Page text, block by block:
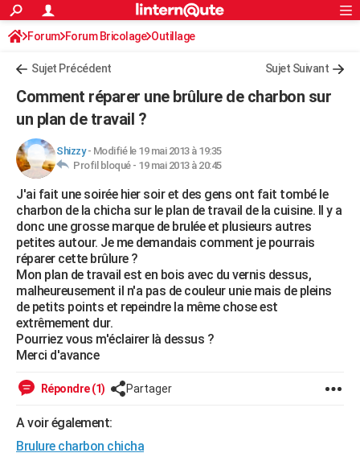
ACTUALITÉS
Politique
Société
Faits Divers
Education
Monde
Villes
+
Programme TV
Streaming
Sorties cinéma
Musique
FINANCE
Retraite
Impôts
Epargne
Immobilier
Risques naturels par ville
Banque
Assurance
Crédit
AUTO
Essais
Réserver un essai
Citadines
Berlines
SUV
Forum auto
HIGH-TECH
Mobiles
Meilleur smartphone
Internet
Ordinateurs
Jeux vidéo
Guide high-tech
+BRICOLAGE
Forum
Aménagement intérieur
Extérieur
Cuisine
Salle de bains
Jardinage
Rangement
WEEK-END
Guides de France
Escapades
Patrimoine
Expositions
Musées
Week-end nature
+LIFESTYLE
Art de vivre
Bien-être
Loisirs
Mode
Modes de vie
SANTE
Alimentation
Guide de la santé
Maladies
Médicaments
Sommeil
VOYAGE
PHOTO
BONS PLANS
S'inscrire
Connexion
Forum Forum Bricolage Outillage
Sujet Précédent Sujet Suivant
Comment réparer une brûlure de charbon sur
un plan de travail ?
Shizzy- Modifié le 19 mai 2013 à 19:35
Profil bloqué - 19 mai 2013 à 20:45
J'ai fait une soirée hier soir et des gens ont fait tombé le
charbon de la chicha sur le plan de travail de la cuisine. Il y a
donc une grosse marque de brulée et plusieurs autres
petites autour. Je me demandais comment je pourrais
réparer cette brûlure ?
Mon plan de travail est en bois avec du vernis dessus,
malheureusement il n'a pas de couleur unie mais de pleins
de petits points et repeindre la même chose est
extrêmement dur.
Pourriez vous m'éclairer là dessus ?
Merci d'avance
Répondre (1) Partager
A voir également:
Brulure charbon chicha